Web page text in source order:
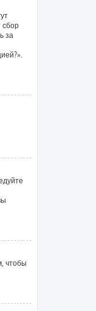
сбор
за
чтобы